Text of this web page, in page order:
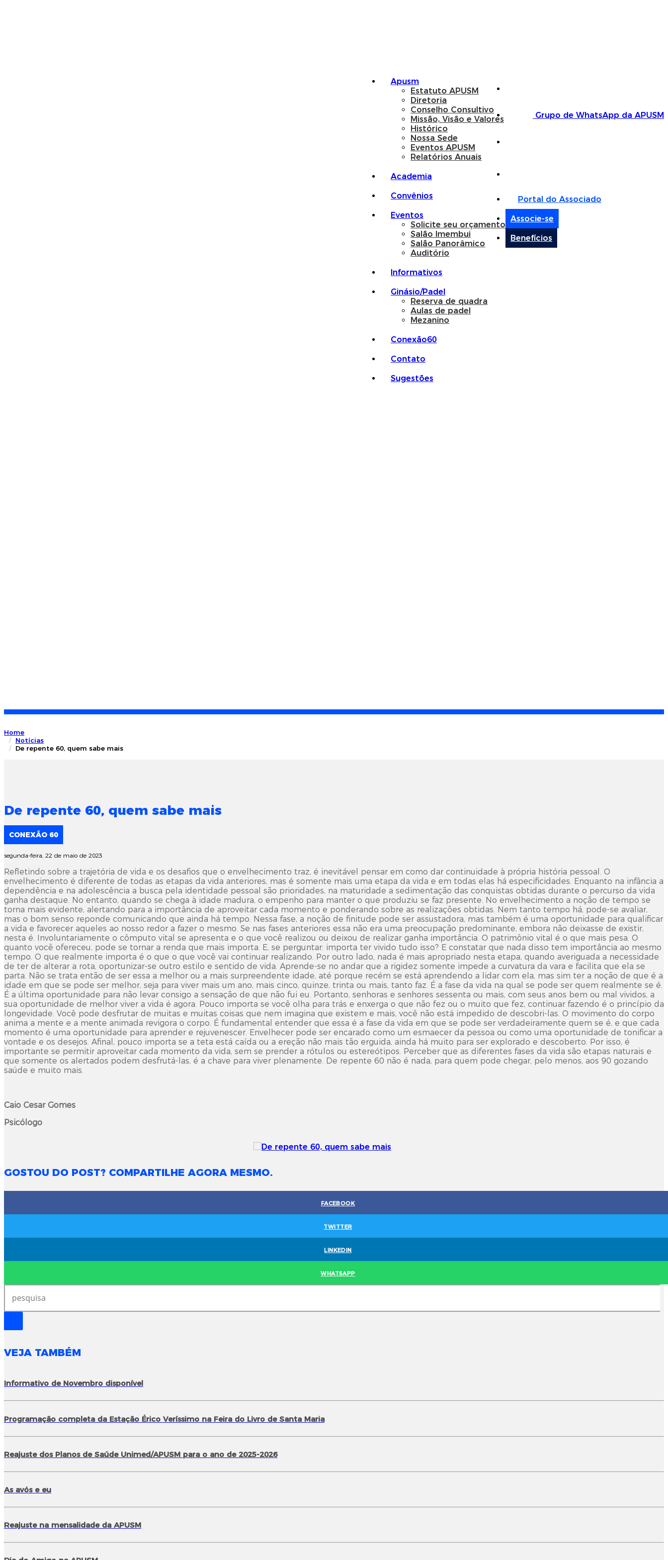
Grupo de WhatsApp da APUSM
Portal do Associado
Associe-se
Benefícios
Apusm
Estatuto APUSM
Diretoria
Conselho Consultivo
Missão, Visão e Valores
Histórico
Nossa Sede
Eventos APUSM
Relatórios Anuais
Academia
Convênios
Eventos
Solicite seu orçamento
Salão Imembui
Salão Panorâmico
Auditório
Informativos
Ginásio/Padel
Reserva de quadra
Aulas de padel
Mezanino
Conexão60
Contato
Sugestões
Home
Notícias
De repente 60, quem sabe mais
De repente 60, quem sabe mais
CONEXÃO 60
segunda-feira, 22 de maio de 2023
Refletindo sobre a trajetória de vida e os desafios que o envelhecimento traz, é inevitável pensar em como dar continuidade à própria história pessoal. O
envelhecimento é diferente de todas as etapas da vida anteriores, mas é somente mais uma etapa da vida e em todas elas há especificidades. Enquanto na infância a
dependência e na adolescência a busca pela identidade pessoal são prioridades, na maturidade a sedimentação das conquistas obtidas durante o percurso da vida
ganha destaque. No entanto, quando se chega à idade madura, o empenho para manter o que produziu se faz presente. No envelhecimento a noção de tempo se
torna mais evidente, alertando para a importância de aproveitar cada momento e ponderando sobre as realizações obtidas. Nem tanto tempo há, pode-se avaliar,
mas o bom senso reponde comunicando que ainda há tempo. Nessa fase, a noção de finitude pode ser assustadora, mas também é uma oportunidade para qualificar
a vida e favorecer aqueles ao nosso redor a fazer o mesmo. Se nas fases anteriores essa não era uma preocupação predominante, embora não deixasse de existir,
nesta é. Involuntariamente o cômputo vital se apresenta e o que você realizou ou deixou de realizar ganha importância. O patrimônio vital é o que mais pesa. O
quanto você ofereceu, pode se tornar a renda que mais importa. E, se perguntar: importa ter vivido tudo isso? E constatar que nada disso tem importância ao mesmo
tempo. O que realmente importa é o que o que você vai continuar realizando. Por outro lado, nada é mais apropriado nesta etapa, quando averiguada a necessidade
de ter de alterar a rota, oportunizar-se outro estilo e sentido de vida. Aprende-se no andar que a rigidez somente impede a curvatura da vara e facilita que ela se
parta. Não se trata então de ser essa a melhor ou a mais surpreendente idade, até porque recém se está aprendendo a lidar com ela, mas sim ter a noção de que é a
idade em que se pode ser melhor, seja para viver mais um ano, mais cinco, quinze, trinta ou mais, tanto faz. É a fase da vida na qual se pode ser quem realmente se é.
É a última oportunidade para não levar consigo a sensação de que não fui eu. Portanto, senhoras e senhores sessenta ou mais, com seus anos bem ou mal vividos, a
sua oportunidade de melhor viver a vida é agora. Pouco importa se você olha para trás e enxerga o que não fez ou o muito que fez, continuar fazendo é o princípio da
longevidade. Você pode desfrutar de muitas e muitas coisas que nem imagina que existem e mais, você não está impedido de descobri-las. O movimento do corpo
anima a mente e a mente animada revigora o corpo. É fundamental entender que essa é a fase da vida em que se pode ser verdadeiramente quem se é, e que cada
momento é uma oportunidade para aprender e rejuvenescer. Envelhecer pode ser encarado como um esmaecer da pessoa ou como uma oportunidade de tonificar a
vontade e os desejos. Afinal, pouco importa se a teta está caída ou a ereção não mais tão erguida, ainda há muito para ser explorado e descoberto. Por isso, é
importante se permitir aproveitar cada momento da vida, sem se prender a rótulos ou estereótipos. Perceber que as diferentes fases da vida são etapas naturais e
que somente os alertados podem desfrutá-las, é a chave para viver plenamente. De repente 60 não é nada, para quem pode chegar, pelo menos, aos 90 gozando
saúde e muito mais.
Caio Cesar Gomes
Psicólogo
GOSTOU DO POST? COMPARTILHE AGORA MESMO.
FACEBOOK
TWITTER
LINKEDIN
WHATSAPP
VEJA TAMBÉM
Informativo de Novembro disponível
Programação completa da Estação Érico Veríssimo na Feira do Livro de Santa Maria
Reajuste dos Planos de Saúde Unimed/APUSM para o ano de 2025-2026
As avós e eu
Reajuste na mensalidade da APUSM